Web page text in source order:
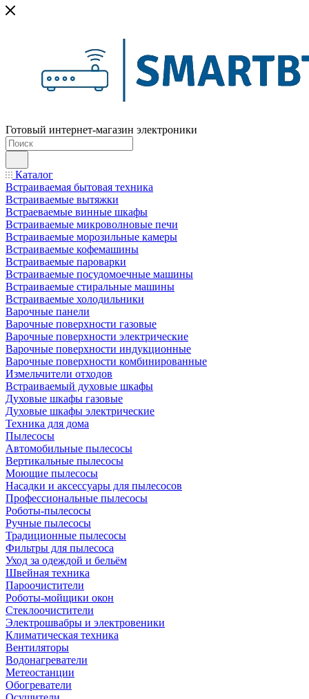
Готовый интернет-магазин электроники
Каталог
Встраиваемая бытовая техника
Встраиваемые вытяжки
Встраеваемые винные шкафы
Встраиваемые микроволновые печи
Встраиваемые морозильные камеры
Встраиваемые кофемашины
Встраиваемые пароварки
Встраиваемые посудомоечные машины
Встраиваемые стиральные машины
Встраиваемые холодильники
Варочные панели
Варочные поверхности газовые
Варочные поверхности электрические
Варочные поверхности индукционные
Варочные поверхности комбинированные
Измельчители отходов
Встраиваемый духовые шкафы
Духовые шкафы газовые
Духовые шкафы электрические
Техника для дома
Пылесосы
Автомобильные пылесосы
Вертикальные пылесосы
Моющие пылесосы
Насадки и аксессуары для пылесосов
Профессиональные пылесосы
Роботы-пылесосы
Ручные пылесосы
Традиционные пылесосы
Фильтры для пылесоса
Уход за одеждой и бельём
Швейная техника
Пароочистители
Роботы-мойщики окон
Стеклоочистители
Электрошвабры и электровеники
Климатическая техника
Вентиляторы
Водонагреватели
Метеостанции
Обогреватели